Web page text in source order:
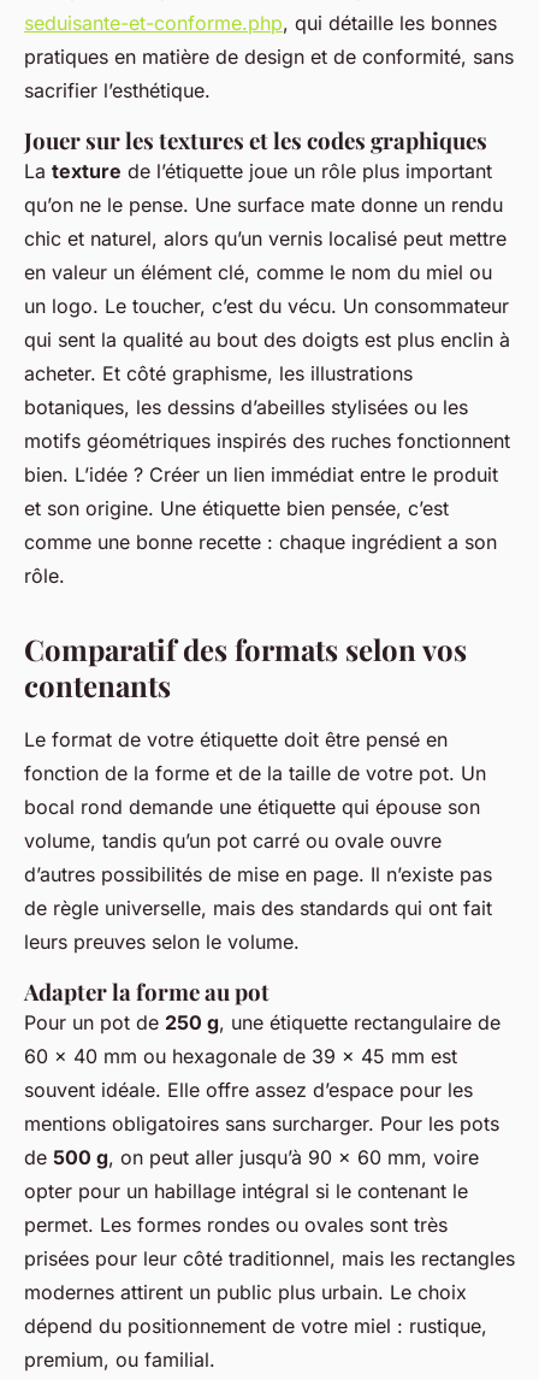
seduisante-et-conforme.php, qui détaille les bonnes
pratiques en matière de design et de conformité, sans
sacrifier l’esthétique.
Jouer sur les textures et les codes graphiques
La texture de l’étiquette joue un rôle plus important
qu’on ne le pense. Une surface mate donne un rendu
chic et naturel, alors qu’un vernis localisé peut mettre
en valeur un élément clé, comme le nom du miel ou
un logo. Le toucher, c’est du vécu. Un consommateur
qui sent la qualité au bout des doigts est plus enclin à
acheter. Et côté graphisme, les illustrations
botaniques, les dessins d’abeilles stylisées ou les
motifs géométriques inspirés des ruches fonctionnent
bien. L’idée ? Créer un lien immédiat entre le produit
et son origine. Une étiquette bien pensée, c’est
comme une bonne recette : chaque ingrédient a son
rôle.
Comparatif des formats selon vos
contenants
Le format de votre étiquette doit être pensé en
fonction de la forme et de la taille de votre pot. Un
bocal rond demande une étiquette qui épouse son
volume, tandis qu’un pot carré ou ovale ouvre
d’autres possibilités de mise en page. Il n’existe pas
de règle universelle, mais des standards qui ont fait
leurs preuves selon le volume.
Adapter la forme au pot
Pour un pot de 250 g, une étiquette rectangulaire de
60 x 40 mm ou hexagonale de 39 x 45 mm est
souvent idéale. Elle offre assez d’espace pour les
mentions obligatoires sans surcharger. Pour les pots
de 500 g, on peut aller jusqu’à 90 x 60 mm, voire
opter pour un habillage intégral si le contenant le
permet. Les formes rondes ou ovales sont très
prisées pour leur côté traditionnel, mais les rectangles
modernes attirent un public plus urbain. Le choix
dépend du positionnement de votre miel : rustique,
premium, ou familial.